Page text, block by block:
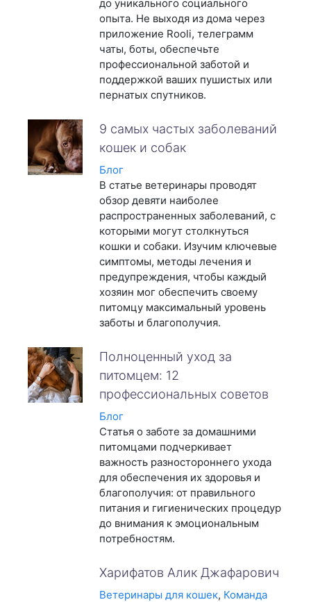
до уникального социального
опыта. Не выходя из дома через
приложение Rooli, телеграмм
чаты, боты, обеспечьте
профессиональной заботой и
поддержкой ваших пушистых или
пернатых спутников.
9 самых частых заболеваний
кошек и собак
Блог
В статье ветеринары проводят
обзор девяти наиболее
распространенных заболеваний, с
которыми могут столкнуться
кошки и собаки. Изучим ключевые
симптомы, методы лечения и
предупреждения, чтобы каждый
хозяин мог обеспечить своему
питомцу максимальный уровень
заботы и благополучия.
Полноценный уход за
питомцем: 12
профессиональных советов
Блог
Статья о заботе за домашними
питомцами подчеркивает
важность разностороннего ухода
для обеспечения их здоровья и
благополучия: от правильного
питания и гигиенических процедур
до внимания к эмоциональным
потребностям.
Харифатов Алик Джафарович
Ветеринары для кошек, Команда